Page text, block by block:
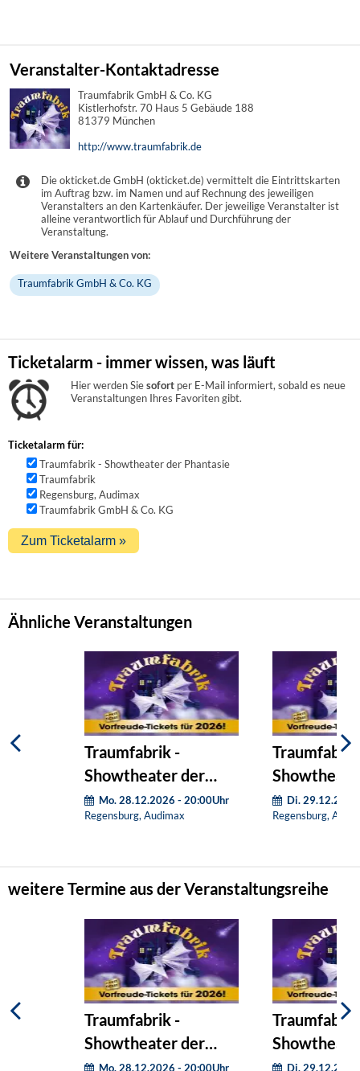
Veranstalter-Kontaktadresse
Traumfabrik GmbH & Co. KG
Kistlerhofstr. 70 Haus 5 Gebäude 188
81379 München
http://www.traumfabrik.de
Die okticket.de GmbH (okticket.de) vermittelt die Eintrittskarten
im Auftrag bzw. im Namen und auf Rechnung des jeweiligen
Veranstalters an den Kartenkäufer. Der jeweilige Veranstalter ist
alleine verantwortlich für Ablauf und Durchführung der
Veranstaltung.
Weitere Veranstaltungen von:
Traumfabrik GmbH & Co. KG
Ticketalarm - immer wissen, was läuft
Hier werden Siesofort per E-Mail informiert, sobald es neue
Veranstaltungen Ihres Favoriten gibt.
Ticketalarm für:
Traumfabrik - Showtheater der Phantasie
Traumfabrik
Regensburg, Audimax
Traumfabrik GmbH & Co. KG
Ähnliche Veranstaltungen
Traumfabrik -
Showtheater der
Phantasie
Mo. 28.12.2026 - 20:00Uhr
Regensburg, Audimax
Phantasie
Di.
Regensburg,
weitere Termine aus der Veranstaltungsreihe
Traumfabrik -
Showtheater der
Phantasie
Mo. 28.12.2026 - 20:00Uhr
Phantasie
Di.